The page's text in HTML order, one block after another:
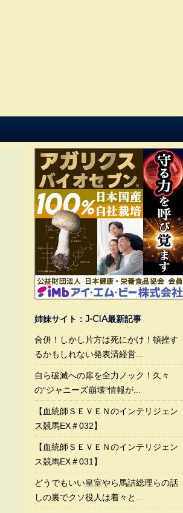
姉妹サイト：J-CIA最新記事
合併！しかし片方は死にかけ！頓挫す
るかもしれない発表済経営...
自ら破滅への扉を全力ノック！久々
の“ジャニーズ崩壊”情報が...
【血統師ＳＥＶＥＮのインテリジェン
ス競馬EX＃032】
【血統師ＳＥＶＥＮのインテリジェン
ス競馬EX＃031】
どうでもいい皇室やら馬詰総理らの話
しの裏でクソ役人は着々と...